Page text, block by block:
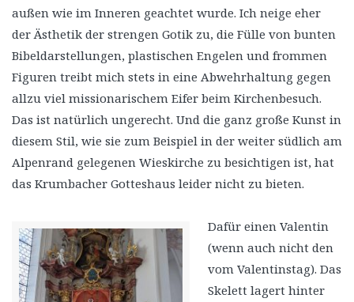
außen wie im Inneren geachtet wurde. Ich neige eher
der Ästhetik der strengen Gotik zu, die Fülle von bunten
Bibeldarstellungen, plastischen Engelen und frommen
Figuren treibt mich stets in eine Abwehrhaltung gegen
allzu viel missionarischem Eifer beim Kirchenbesuch.
Das ist natürlich ungerecht. Und die ganz große Kunst in
diesem Stil, wie sie zum Beispiel in der weiter südlich am
Alpenrand gelegenen Wieskirche zu besichtigen ist, hat
das Krumbacher Gotteshaus leider nicht zu bieten.
Dafür einen Valentin
(wenn auch nicht den
vom Valentinstag). Das
Skelett lagert hinter